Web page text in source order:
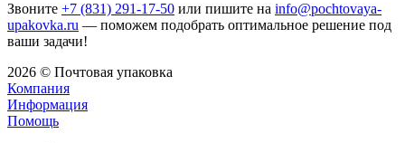
Звоните +7 (831) 291-17-50 или пишите на info@pochtovaya-
upakovka.ru — поможем подобрать оптимальное решение под
ваши задачи!
2026 © Почтовая упаковка
Компания
Информация
Помощь